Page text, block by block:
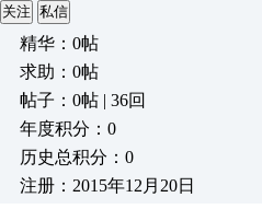
关注 私信
精华：0帖
求助：0帖
帖子：0帖 | 36回
年度积分：0
历史总积分：0
注册：2015年12月20日